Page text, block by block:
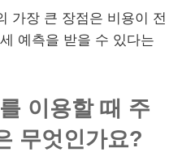
가장 큰 장점은 비용이 전
예측을 받을 수 있다는
이용할 때 주
무엇인가요?